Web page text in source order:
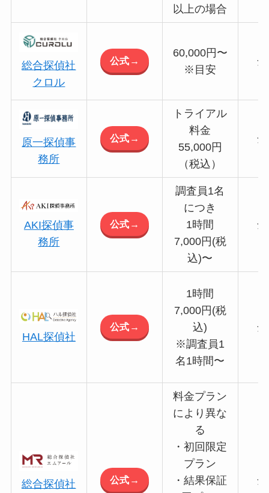
以上の場合
総合探偵社
クロル
公式→
60,000円〜
※目安
原一探偵事
務所
公式→
トライアル
料金
55,000円
（税込）
AKI探偵事
務所
公式→
調査員1名
につき
1時間
7,000円(税
込)〜
HAL探偵社
公式→
1時間
7,000円(税
込)
※調査員1
名1時間〜
総合探偵社 公式→
料金プラン
により異な
る
・初回限定
プラン
・結果保証